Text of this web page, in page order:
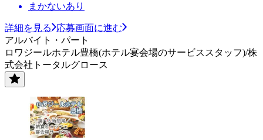
まかないあり
詳細を見る
応募画面に進む
アルバイト・パート
ロワジールホテル豊橋(ホテル宴会場のサービススタッフ)/株
式会社トータルグロース